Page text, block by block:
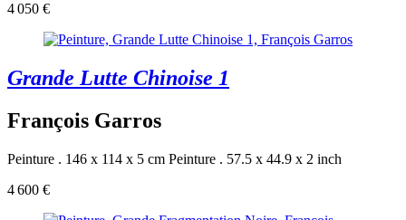
4 050 €
Grande Lutte Chinoise 1
François Garros
Peinture . 146 x 114 x 5 cm Peinture . 57.5 x 44.9 x 2 inch
4 600 €